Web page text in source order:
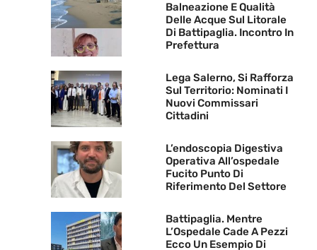
Balneazione E Qualità
Delle Acque Sul Litorale
Di Battipaglia. Incontro In
Prefettura
Lega Salerno, Si Rafforza
Sul Territorio: Nominati I
Nuovi Commissari
Cittadini
L’endoscopia Digestiva
Operativa All’ospedale
Fucito Punto Di
Riferimento Del Settore
Battipaglia. Mentre
L’Ospedale Cade A Pezzi
Ecco Un Esempio Di